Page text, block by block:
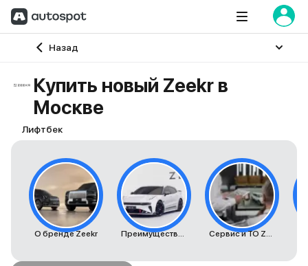
Назад
Главная
Купить новый Zeekr в
Москве
Лифтбек
О бренде Zeekr Преимущества автомобилей Zeekr Сервис и ТО Zeekr